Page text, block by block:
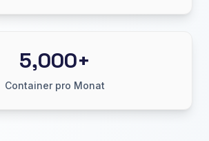
5,000+
Container pro Monat